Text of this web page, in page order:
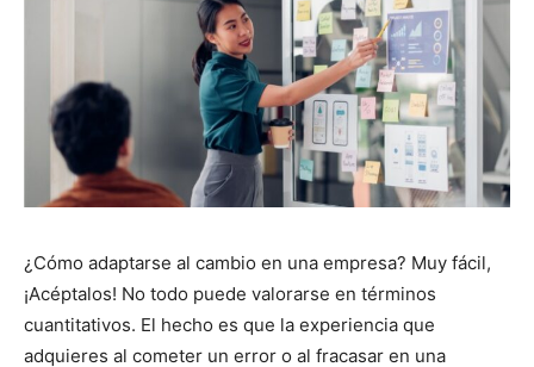
¿Cómo adaptarse al cambio en una empresa? Muy fácil,
¡Acéptalos! No todo puede valorarse en términos
cuantitativos. El hecho es que la experiencia que
adquieres al cometer un error o al fracasar en una